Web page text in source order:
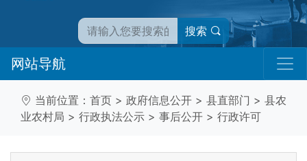
搜索
网站导航
当前位置： 首页 > 政府信息公开 > 县直部门 > 县农
业农村局 > 行政执法公示 > 事后公开 > 行政许可